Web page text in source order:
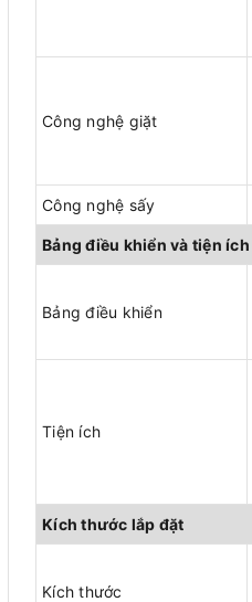
Công nghệ giặt
Công nghệ sấy
Bảng điều khiển và tiện ích
Bảng điều khiển
Tiện ích
Kích thước lắp đặt
Kích thước